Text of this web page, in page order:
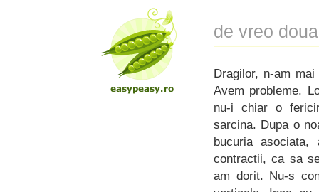
de vreo
Dragilor, n-am
Avem probleme.
nu-i chiar o
sarcina. Dupa o
bucuria
contractii, ca sa
am dorit. Nu-s